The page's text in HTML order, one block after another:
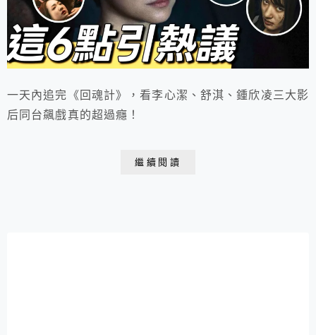
一天內追完《回魂計》，看李心潔、舒淇、鍾欣凌三大影
后同台飆戲真的超過癮！
繼續閱讀